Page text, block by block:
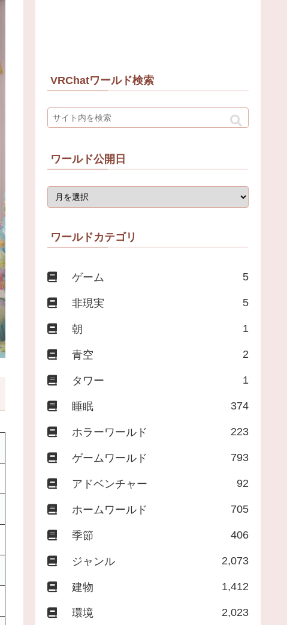
VRChatワールド検索
ワールド公開日
ワールドカテゴリ
ゲーム 5
非現実 5
朝 1
青空 2
タワー 1
睡眠 374
ホラーワールド 223
ゲームワールド 793
アドベンチャー 92
ホームワールド 705
季節 406
ジャンル 2,073
建物 1,412
環境 2,023